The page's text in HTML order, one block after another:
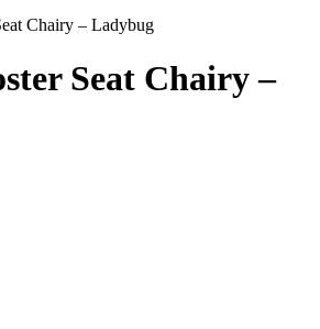
Chairy – Ladybug
Seat Chairy –